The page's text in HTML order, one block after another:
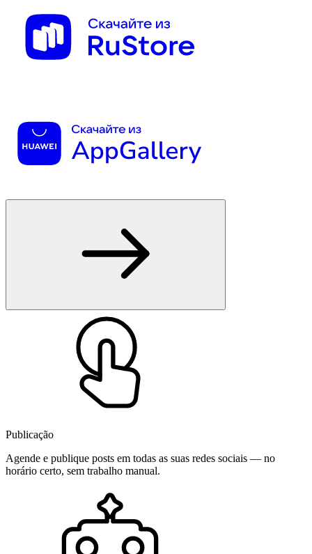
Publicação
Agende e publique posts em todas as suas redes sociais — no
horário certo, sem trabalho manual.